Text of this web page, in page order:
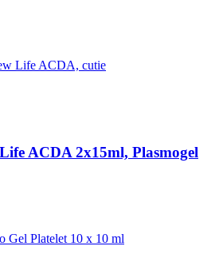
ACDA 2x15ml, Plasmogel